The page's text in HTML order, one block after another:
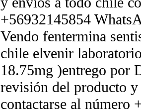
+56932145854
Vendo fentermina
chile elvenir
18.75mg )entrego por
revisión del producto
contactarse al número